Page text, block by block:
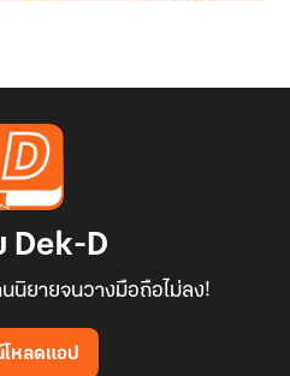
Dek-D
นิยายจนวางมือถือไม่ลง!
โหลดแอป